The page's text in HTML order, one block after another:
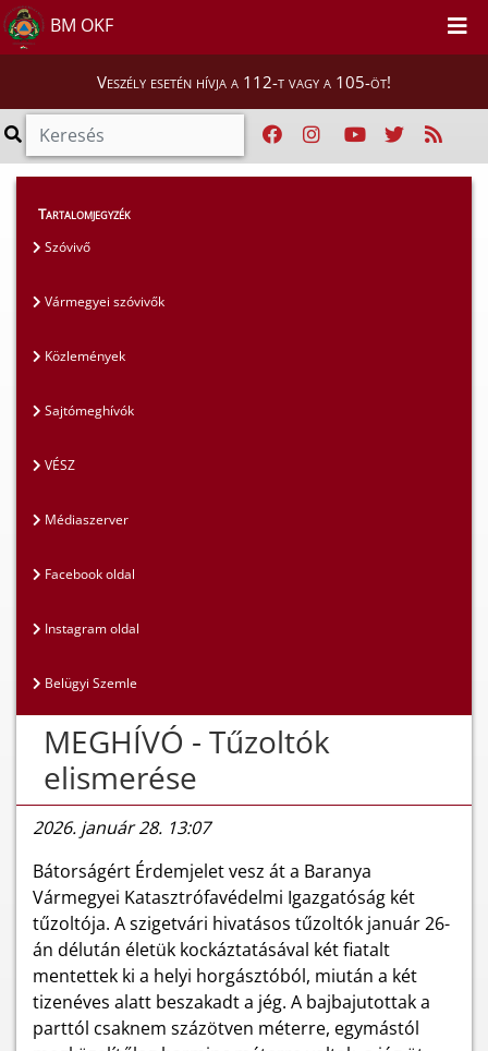
BM OKF
Veszély esetén hívja a 112-t vagy a 105-öt!
Magunkról
Tartalomjegyzék
Szóvivő
Vármegyei szóvivők
Közlemények
Sajtómeghívók
VÉSZ
Médiaszerver
Facebook oldal
Instagram oldal
Belügyi Szemle
MEGHÍVÓ - Tűzoltók
elismerése
2026. január 28. 13:07
Bátorságért Érdemjelet vesz át a Baranya
Vármegyei Katasztrófavédelmi Igazgatóság két
tűzoltója. A szigetvári hivatásos tűzoltók január 26-
án délután életük kockáztatásával két fiatalt
mentettek ki a helyi horgásztóból, miután a két
tizenéves alatt beszakadt a jég. A bajbajutottak a
parttól csaknem százötven méterre, egymástól